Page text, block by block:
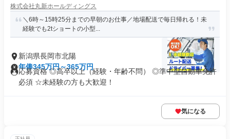
株式会社丸新ホールディングス
＼6時～15時25分までの早朝のお仕事／地場配送で毎日帰れる！未
経験でも2tショートの小型...
新潟県長岡市北陽
年俸345万円～365万円
応募資格 ◎高卒以上（経験・年齢不問） ◎準中型自動車免許
必須 ☆未経験の方も大歓迎！
気になる